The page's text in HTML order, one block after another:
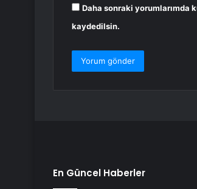
Daha sonraki yorumlarımda
kaydedilsin.
En Güncel Haberler